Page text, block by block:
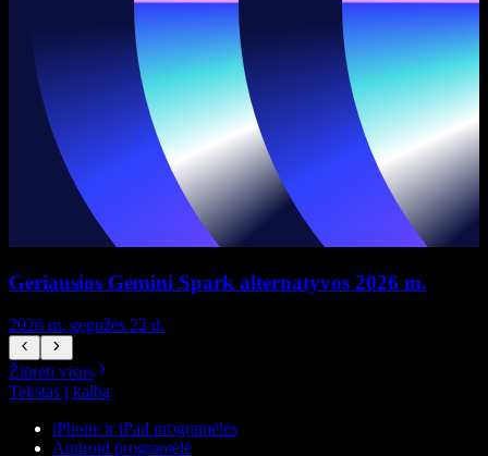
Geriausios Gemini Spark alternatyvos 2026 m.
2026 m. gegužės 22 d.
Žiūrėti visus
Tekstas į kalbą
iPhone ir iPad programėlės
Android programėlė